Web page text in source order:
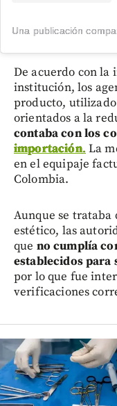
De acuerdo con
institución, los
producto,
orientados a la
contaba con los
importación. La
en el equipaje
Colombia.
Aunque se trataba
estético, las
que no cumplía
establecidos
por lo que fue
verificaciones